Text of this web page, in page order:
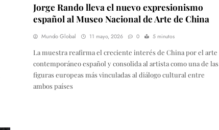
Jorge Rando lleva el nuevo expresionismo
español al Museo Nacional de Arte de China
Mundo Global 11 mayo, 2026 0 5 minutos
La muestra reafirma el creciente interés de China por el arte
contemporáneo español y consolida al artista como una de las
figuras europeas más vinculadas al diálogo cultural entre
ambos países